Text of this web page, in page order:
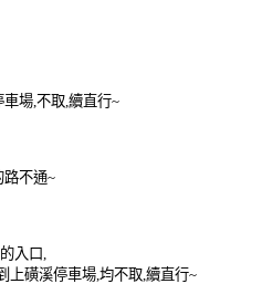
車場 不取 續直行~
路不通~
入口
上磺溪停車場 均不取 續直行~